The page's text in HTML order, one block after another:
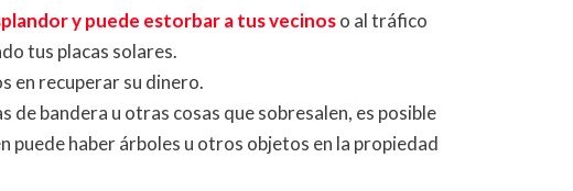
y puede estorbar a tus vecinoso al tráfico
tus placas solares.
en recuperar su dinero.
de bandera u otras cosas que sobresalen, es posible
puede haber árboles u otros objetos en la propiedad